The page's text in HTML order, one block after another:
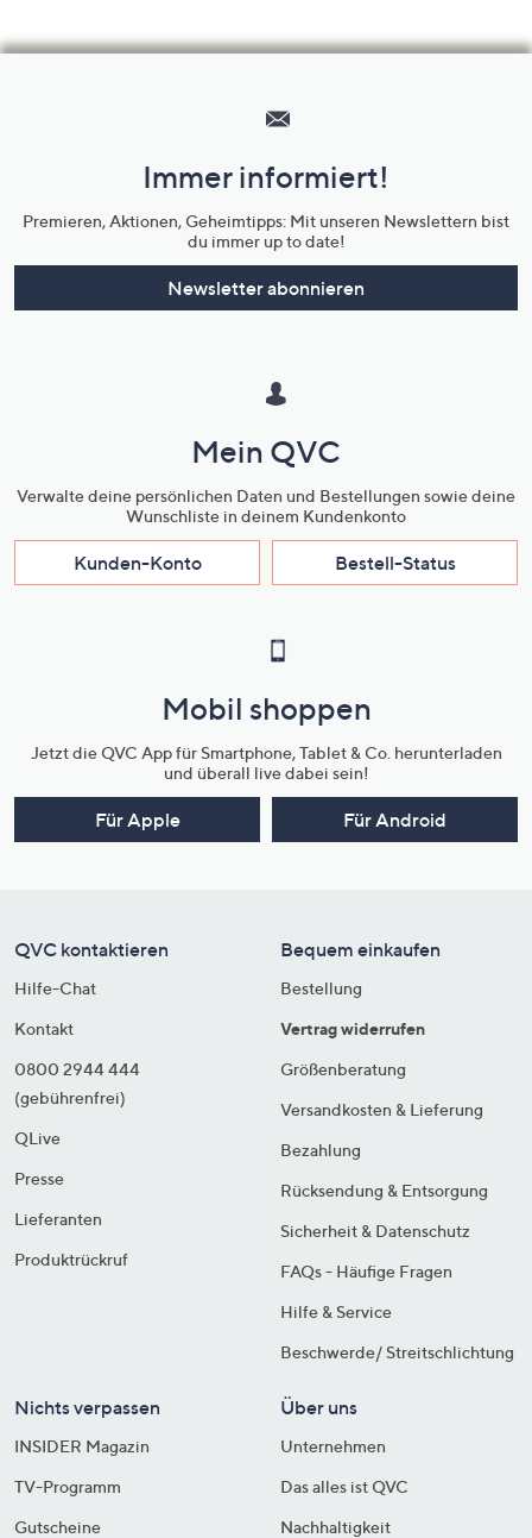
Unternehmensinformationen
Immer informiert!
Premieren, Aktionen, Geheimtipps: Mit unseren Newslettern bist
du immer up to date!
Newsletter abonnieren
Mein QVC
Verwalte deine persönlichen Daten und Bestellungen sowie deine
Wunschliste in deinem Kundenkonto
Kunden-Konto Bestell-Status
Mobil shoppen
Jetzt die QVC App für Smartphone, Tablet & Co. herunterladen
und überall live dabei sein!
Für Apple Für Android
QVC kontaktieren
Hilfe-Chat
Kontakt
0800 2944 444
(gebührenfrei)
QLive
Presse
Lieferanten
Produktrückruf
Bequem einkaufen
Bestellung
Vertrag widerrufen
Größenberatung
Versandkosten & Lieferung
Bezahlung
Rücksendung & Entsorgung
Sicherheit & Datenschutz
FAQs - Häufige Fragen
Hilfe & Service
Beschwerde/ Streitschlichtung
Nichts verpassen
INSIDER Magazin
TV-Programm
Gutscheine
Über uns
Unternehmen
Das alles ist QVC
Nachhaltigkeit